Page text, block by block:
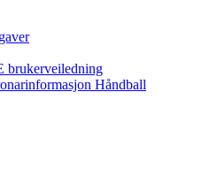
brukerveiledning
Håndball